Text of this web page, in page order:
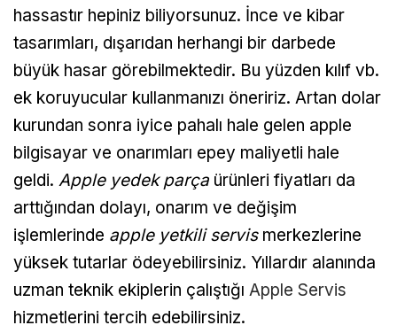
hassastır hepiniz biliyorsunuz. İnce ve kibar
tasarımları, dışarıdan herhangi bir darbede
büyük hasar görebilmektedir. Bu yüzden kılıf vb.
ek koruyucular kullanmanızı öneririz. Artan dolar
kurundan sonra iyice pahalı hale gelen apple
bilgisayar ve onarımları epey maliyetli hale
geldi. Apple yedek parça ürünleri fiyatları da
arttığından dolayı, onarım ve değişim
işlemlerinde apple yetkili servismerkezlerine
yüksek tutarlar ödeyebilirsiniz. Yıllardır alanında
uzman teknik ekiplerin çalıştığı Apple Servis
hizmetlerini tercih edebilirsiniz.